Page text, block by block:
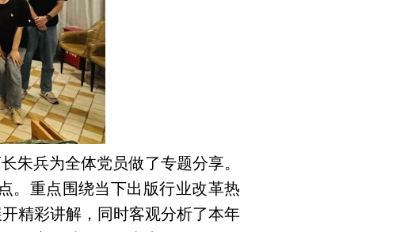
朱兵为全体党员做了专题分享。
。重点围绕当下出版行业改革热
精彩讲解，同时客观分析了本年